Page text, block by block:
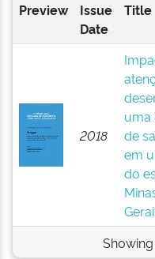
Preview
Issue
Date
Title
2018
uma
de
em
do
Showing